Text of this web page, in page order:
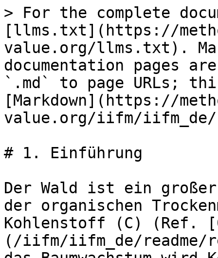
> For the complete
[llms.txt](https://
value.org/llms.txt).
documentation pages
`.md` to page URLs;
[Markdown](https://
value.org/iifm/iifm_de/
# 1. Einführung
Der Wald ist ein
der organischen
Kohlenstoff (C) (Ref.
(/iifm/iifm_de/readme/